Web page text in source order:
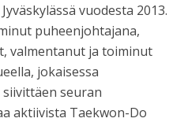
vuodesta 2013.
puheenjohtajana,
valmentanut ja toiminut
jokaisessa
seuran
aktiivista Taekwon-Do